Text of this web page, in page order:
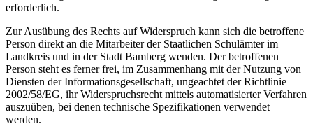
erforderlich.
Zur Ausübung des Rechts auf Widerspruch kann sich die betroffene
Person direkt an die Mitarbeiter der Staatlichen Schulämter im
Landkreis und in der Stadt Bamberg wenden. Der betroffenen
Person steht es ferner frei, im Zusammenhang mit der Nutzung von
Diensten der Informationsgesellschaft, ungeachtet der Richtlinie
2002/58/EG, ihr Widerspruchsrecht mittels automatisierter Verfahren
auszuüben, bei denen technische Spezifikationen verwendet
werden.